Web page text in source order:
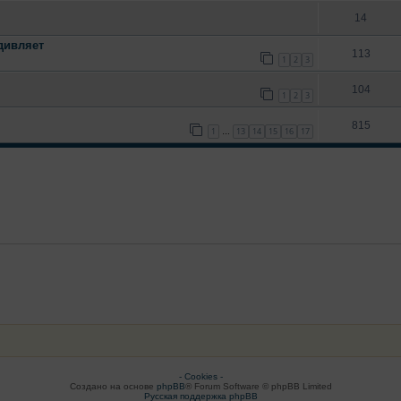
14
1 2 3 113
1 2 3 104
1 13 14 15 16 17 815
- Cookies -
Создано на основе phpBB® Forum Software © phpBB Limited
Русская поддержка phpBB